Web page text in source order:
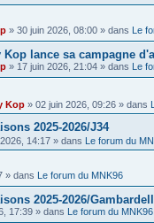
» 30 juin 2026, 08:00 » dans Le
Kop lance sa campagne
» 17 juin 2026, 21:04 » dans Le
Kop » 02 juin 2026, 09:26 » dans
2025-2026/J34
14:17 » dans Le forum du
» dans Le forum du MNK96
2025-2026/
17:39 » dans Le forum du MNK96